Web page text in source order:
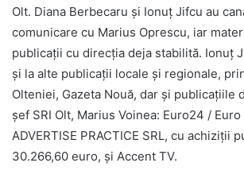
Olt. Diana Berbecaru și Ionuț Jifcu au
comunicare cu Marius Oprescu, iar
publicații cu direcția deja stabilită. Ionuț
și la alte publicații locale și regionale,
Olteniei, Gazeta Nouă, dar și publicațiile
șef SRI Olt, Marius Voinea: Euro24 /
ADVERTISE PRACTICE SRL, cu achiziții
30.266,60 euro, și Accent TV.